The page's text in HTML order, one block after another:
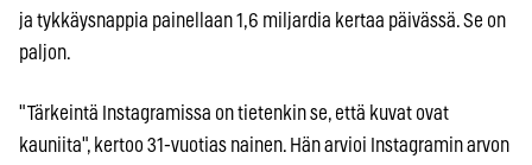
ja tykkäysnappia painellaan 1,6 miljardia kertaa päivässä. Se on
paljon.
"Tärkeintä Instagramissa on tietenkin se, että kuvat ovat
kauniita", kertoo 31-vuotias nainen. Hän arvioi Instagramin arvon